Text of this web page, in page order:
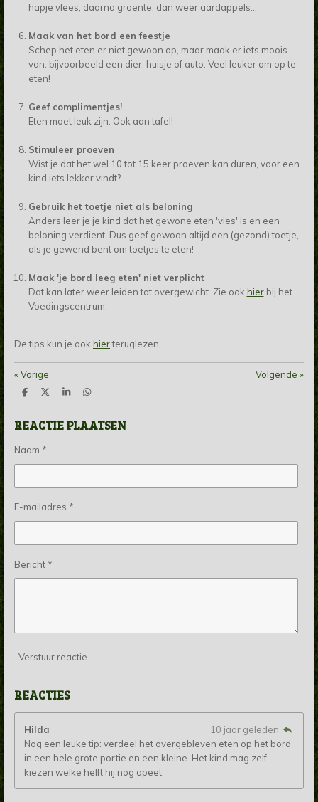
hapje vlees, daarna groente, dan weer aardappels...
Maak van het bord een feestje
Schep het eten er niet gewoon op, maar maak er iets moois
van: bijvoorbeeld een dier, huisje of auto. Veel leuker om op te
eten!
Geef complimentjes!
Eten moet leuk zijn. Ook aan tafel!
Stimuleer proeven
Wist je dat het wel 10 tot 15 keer proeven kan duren, voor een
kind iets lekker vindt?
Gebruik het toetje niet als beloning
Anders leer je je kind dat het gewone eten 'vies' is en een
beloning verdient. Dus geef gewoon altijd een (gezond) toetje,
als je gewend bent om toetjes te eten!
Maak 'je bord leeg eten' niet verplicht
Dat kan later weer leiden tot overgewicht. Zie ook hier bij het
Voedingscentrum.
De tips kun je ook hierteruglezen.
«Vorige Volgende »
D
e
n
D
l
S
r
e
D
e
n
REACTIE PLAATSEN
Naam *
E-mailadres *
Bericht *
Verstuur reactie
REACTIES
Hilda
10 jaar geleden
Nog een leuke tip: verdeel het overgebleven eten op het bord
in een hele grote portie en een kleine. Het kind mag zelf
kiezen welke helft hij nog opeet.